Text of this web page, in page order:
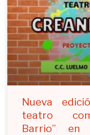
Nueva
teatro
Barrio”